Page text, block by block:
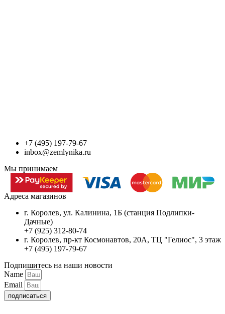
+7 (495) 197-79-67
inbox@zemlynika.ru
Мы принимаем
Адреса магазинов
г. Королев, ул. Калинина, 1Б (станция Подлипки-
Дачные)
+7 (925) 312-80-74
г. Королев, пр-кт Космонавтов, 20А, ТЦ "Гелиос", 3 этаж
+7 (495) 197-79-67
Подпишитесь на наши новости
Name
Email
подписаться